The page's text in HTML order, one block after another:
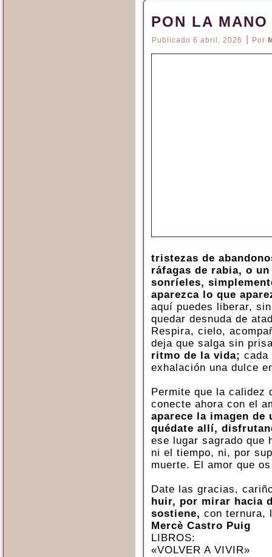
PON LA
Publicado 6 abril, 2026 Por
tristezas de
ráfagas de rabia, o
sonríeles,
aparezca lo que
aquí puedes liberar,
quedar desnuda de
Respira, cielo,
deja que salga sin
ritmo de la vida; cada
exhalación una dulce
Permite que la calidez
conecte ahora con el
aparece la imagen
quédate allí,
ese lugar sagrado que
ni el tiempo, ni, por
muerte. El amor que
Date las gracias,
huir, por mirar hacia
sostiene, con ternura,
Mercè Castro Puig
LIBROS:
«VOLVER A VIVIR»